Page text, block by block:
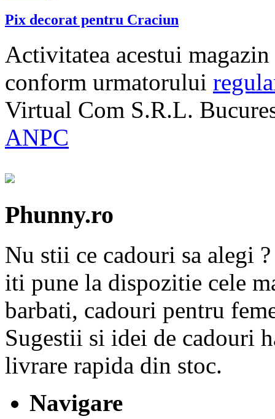
Pix decorat pentru Craciun
Activitatea acestui
conform urmatorului
Virtual Com S.R.L.
ANPC
Phunny.ro
Nu stii ce cadouri sa alegi
iti pune la dispozitie cele
barbati, cadouri pentru
Sugestii si idei de cadouri
livrare rapida din stoc.
Navigare